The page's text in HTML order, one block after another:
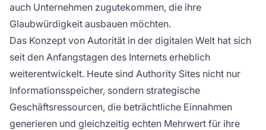
auch Unternehmen zugutekommen, die ihre
Glaubwürdigkeit ausbauen möchten.
Das Konzept von Autorität in der digitalen Welt hat sich
seit den Anfangstagen des Internets erheblich
weiterentwickelt. Heute sind Authority Sites nicht nur
Informationsspeicher, sondern strategische
Geschäftsressourcen, die beträchtliche Einnahmen
generieren und gleichzeitig echten Mehrwert für ihre